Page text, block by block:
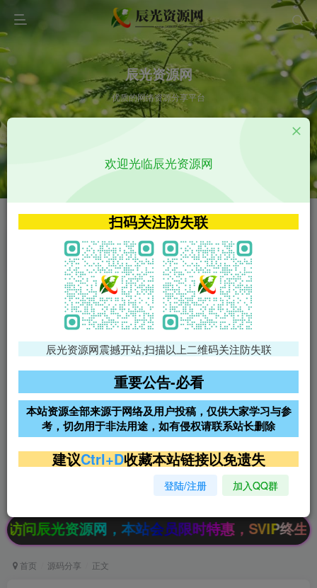
辰光资源网
优质的网络资源分享平台
VIP特权介绍 APP源码
VIP特权介绍
火
VIP特权介绍
影视源码
影视源码
免费领支付宝红包
腾讯轻量4核4G3M服务器38元/
阿里云2核2G200M服务器68元/
年
雨云高防免备案服务器
超低价文字广告位招租 超低价文字广告位招租
超低价文字广告位招租
，本站会员限时特惠，SVIP终生会员只需99元
首页 源码分享 正文
欢迎光临辰光资源网
扫码关注防失联
辰光资源网震撼开站,扫描以上二维码关注防失联
重要公告-必看
本站资源全部来源于网络及用户投稿，仅供大家学习与参
考，切勿用于非法用途，如有侵权请联系站长删除
建议Ctrl+D收藏本站链接以免遗失
登陆/注册 加入QQ群